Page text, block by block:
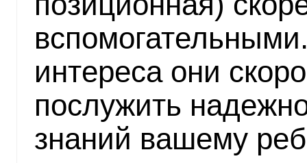
интереса они
послужить
знаний вашему